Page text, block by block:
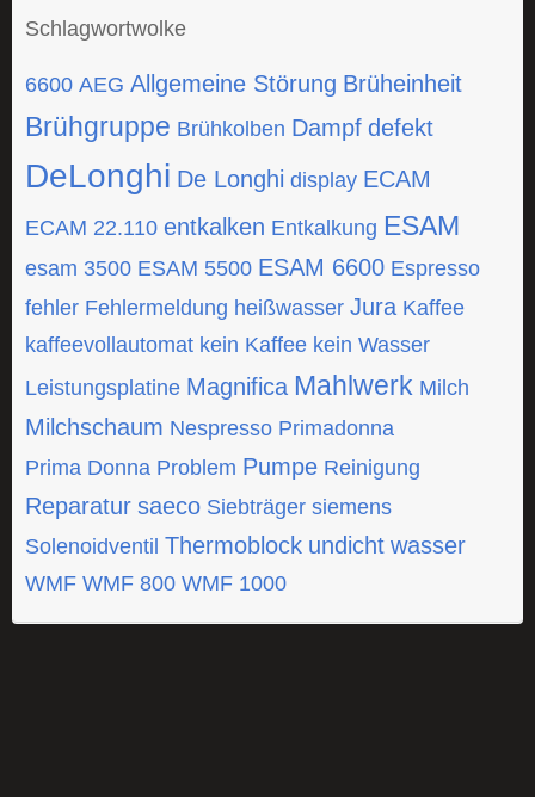
Schlagwortwolke
6600 AEG Allgemeine Störung Brüheinheit
Brühgruppe Brühkolben Dampf defekt
DeLonghi De Longhi display ECAM
ECAM 22.110 entkalken Entkalkung ESAM
esam 3500 ESAM 5500 ESAM 6600 Espresso
fehler Fehlermeldung heißwasser Jura Kaffee
kaffeevollautomat kein Kaffee kein Wasser
Leistungsplatine Magnifica Mahlwerk Milch
Milchschaum Nespresso Primadonna
Prima Donna Problem Pumpe Reinigung
Reparatur saeco Siebträger siemens
Solenoidventil Thermoblock undicht wasser
WMF WMF 800 WMF 1000